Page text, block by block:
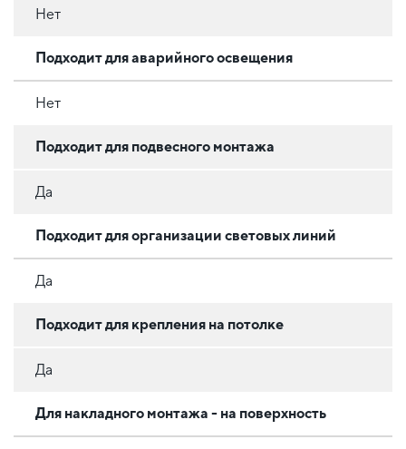
Нет
Подходит для аварийного освещения
Нет
Подходит для подвесного монтажа
Да
Подходит для организации световых линий
Да
Подходит для крепления на потолке
Да
Для накладного монтажа - на поверхность